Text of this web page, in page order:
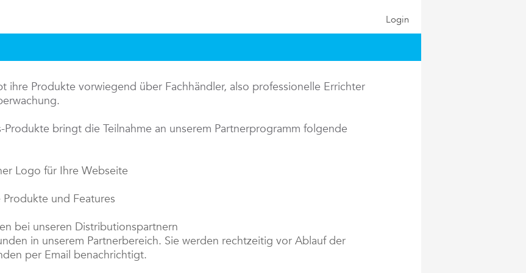
Login
ihre Produkte vorwiegend über Fachhändler, also professionelle Errichter
Produkte bringt die Teilnahme an unserem Partnerprogramm folgende
Logo für Ihre Webseite
und Features
bei unseren Distributionspartnern
in unserem Partnerbereich. Sie werden rechtzeitig vor Ablauf der
per Email benachrichtigt.